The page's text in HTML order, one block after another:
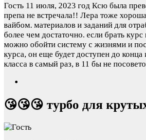
Гость 11 июля, 2023 год Ксю была
препа не встречала!! Лера тоже
вайбом. материалов и заданий для
более чем достаточно. если брать курс
можно обойти систему с жизнями и
курса, он еще будет доступен до конца
класса в самый раз, в 11 бы не
😘😘😘 турбо для